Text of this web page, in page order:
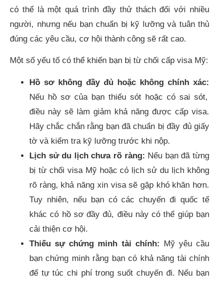
có thể là một quá trình đầy thử thách đối với nhiều
người, nhưng nếu bạn chuẩn bị kỹ lưỡng và tuân thủ
đúng các yêu cầu, cơ hội thành công sẽ rất cao.
Một số yếu tố có thể khiến bạn bị từ chối cấp visa Mỹ:
Hồ sơ không đầy đủ hoặc không chính xác:
Nếu hồ sơ của bạn thiếu sót hoặc có sai sót,
điều này sẽ làm giảm khả năng được cấp visa.
Hãy chắc chắn rằng bạn đã chuẩn bị đầy đủ giấy
tờ và kiểm tra kỹ lưỡng trước khi nộp.
Lịch sử du lịch chưa rõ ràng: Nếu bạn đã từng
bị từ chối visa Mỹ hoặc có lịch sử du lịch không
rõ ràng, khả năng xin visa sẽ gặp khó khăn hơn.
Tuy nhiên, nếu bạn có các chuyến đi quốc tế
khác có hồ sơ đầy đủ, điều này có thể giúp bạn
cải thiện cơ hội.
Thiếu sự chứng minh tài chính: Mỹ yêu cầu
bạn chứng minh rằng bạn có khả năng tài chính
để tự túc chi phí trong suốt chuyến đi. Nếu bạn